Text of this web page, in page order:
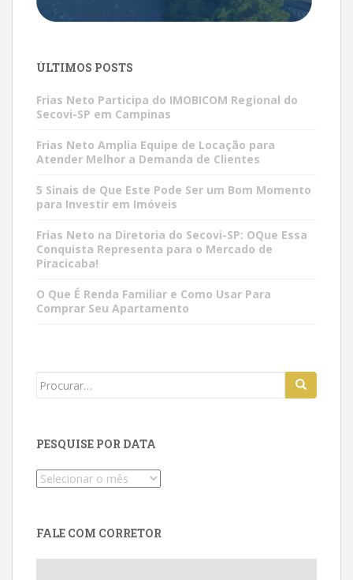
ÚLTIMOS POSTS
Frias Neto Participa do IMOBICOM Regional do
Secovi-SP em Campinas
Frias Neto Amplia Equipe de Locação para
Atender Melhor a Demanda de Clientes
5 Sinais de Que Este Pode Ser um Bom Momento
para Investir em Imóveis
Frias Neto na Diretoria do Secovi-SP: OQue Essa
Conquista Representa para o Mercado de
Piracicaba!
O Que É Renda Familiar e Como Usar Para
Comprar Seu Apartamento
Search
PESQUISE POR DATA
Pesquise
FALE COM CORRETOR